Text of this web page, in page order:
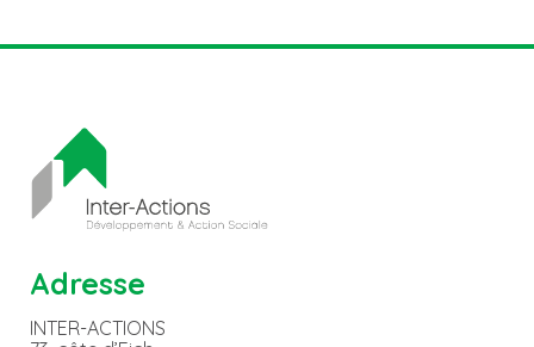
Adresse
INTER-ACTIONS